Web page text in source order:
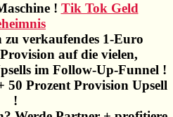
! Tik Tok Geld
zu verkaufendes 1-Euro
auf die vielen,
im Follow-Up-Funnel !
50 Prozent Provision Upsell
!